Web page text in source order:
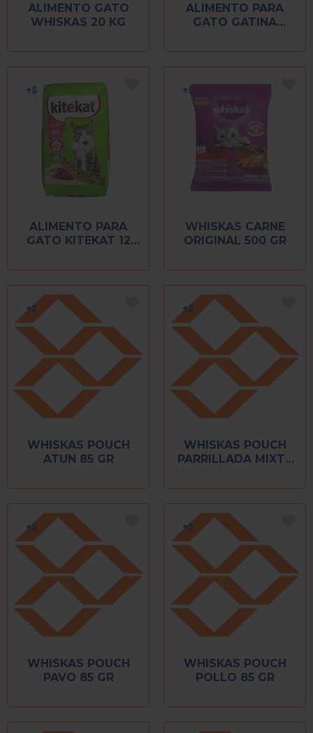
ALIMENTO GATO
WHISKAS 20 KG
ALIMENTO PARA
GATO GATINA
ALIMENTO PARA
GATO KITEKAT 12
WHISKAS CARNE
ORIGINAL 500 GR
WHISKAS POUCH
ATUN 85 GR
WHISKAS POUCH
PARRILLADA MIXTA
WHISKAS POUCH
PAVO 85 GR
WHISKAS POUCH
POLLO 85 GR